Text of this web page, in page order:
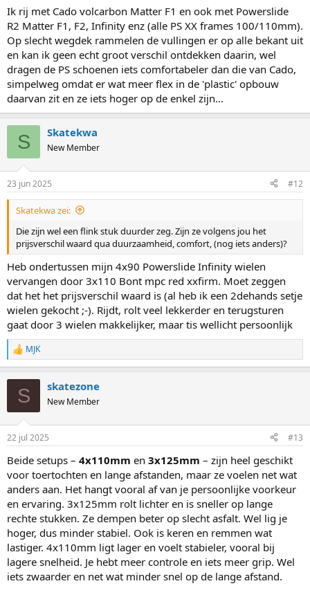
Ik rij met Cado volcarbon Matter F1 en ook met Powerslide
R2 Matter F1, F2, Infinity enz (alle PS XX frames 100/110mm).
Op slecht wegdek rammelen de vullingen er op alle bekant uit
en kan ik geen echt groot verschil ontdekken daarin, wel
dragen de PS schoenen iets comfortabeler dan die van Cado,
simpelweg omdat er wat meer flex in de 'plastic' opbouw
daarvan zit en ze iets hoger op de enkel zijn...
S Skatekwa
New Member
23 jun 2025 #12
Skatekwa zei:
Die zijn wel een flink stuk duurder zeg. Zijn ze volgens jou het
prijsverschil waard qua duurzaamheid, comfort, (nog iets anders)?
Heb ondertussen mijn 4x90 Powerslide Infinity wielen
vervangen door 3x110 Bont mpc red xxfirm. Moet zeggen
dat het het prijsverschil waard is (al heb ik een 2dehands setje
wielen gekocht ;-). Rijdt, rolt veel lekkerder en terugsturen
gaat door 3 wielen makkelijker, maar tis wellicht persoonlijk
R
e
s
MJK
S skatezone
New Member
22 jul 2025 #13
Beide setups – 4x110mm en 3x125mm – zijn heel geschikt
voor toertochten en lange afstanden, maar ze voelen net wat
anders aan. Het hangt vooral af van je persoonlijke voorkeur
en ervaring. 3x125mm rolt lichter en is sneller op lange
rechte stukken. Ze dempen beter op slecht asfalt. Wel lig je
hoger, dus minder stabiel. Ook is keren en remmen wat
lastiger. 4x110mm ligt lager en voelt stabieler, vooral bij
lagere snelheid. Je hebt meer controle en iets meer grip. Wel
iets zwaarder en net wat minder snel op de lange afstand.